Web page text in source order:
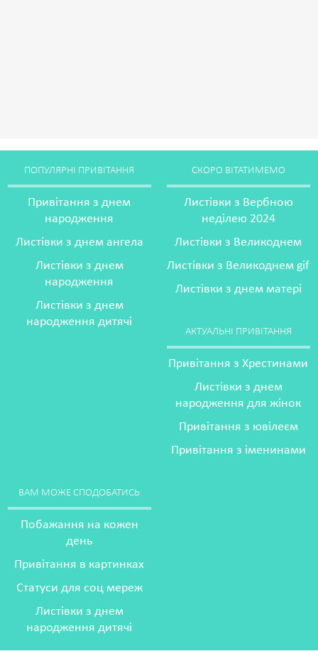
ПОПУЛЯРНІ ПРИВІТАННЯ
Привітання з днем
народження
Листівки з днем ангела
Листівки з днем
народження
Листівки з днем
народження дитячі
СКОРО ВІТАТИМЕМО
Листівки з Вербною
неділею 2024
Листівки з Великоднем
Листівки з Великоднем gif
Листівки з днем матері
АКТУАЛЬНІ ПРИВІТАННЯ
Привітання з Хрестинами
Листівки з днем
народження для жінок
Привітання з ювілеєм
Привітання з іменинами
ВАМ МОЖЕ СПОДОБАТИСЬ
Побажання на кожен
день
Привітання в картинках
Статуси для соц мереж
Листівки з днем
народження дитячі